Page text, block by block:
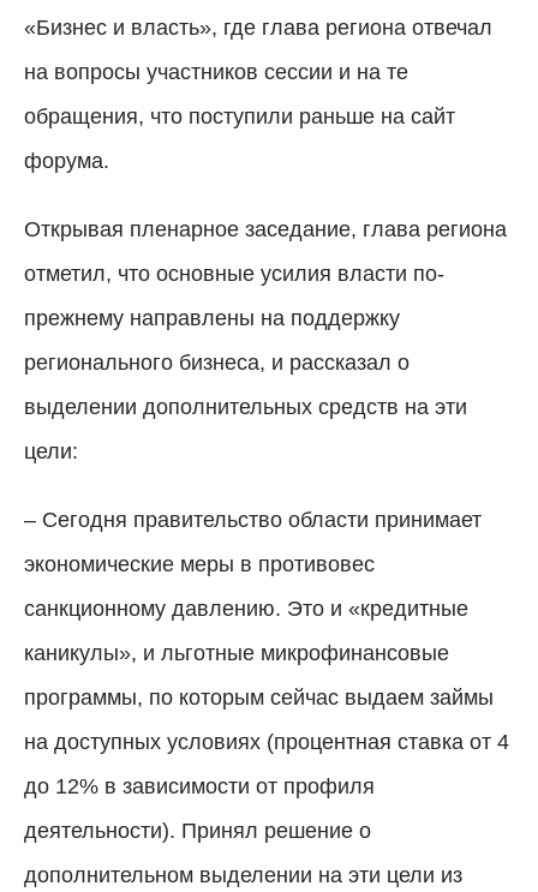
«Бизнес и власть», где глава региона отвечал
на вопросы участников сессии и на те
обращения, что поступили раньше на сайт
форума.
Открывая пленарное заседание, глава региона
отметил, что основные усилия власти по-
прежнему направлены на поддержку
регионального бизнеса, и рассказал о
выделении дополнительных средств на эти
цели:
– Сегодня правительство области принимает
экономические меры в противовес
санкционному давлению. Это и «кредитные
каникулы», и льготные микрофинансовые
программы, по которым сейчас выдаем займы
на доступных условиях (процентная ставка от 4
до 12% в зависимости от профиля
деятельности). Принял решение о
дополнительном выделении на эти цели из